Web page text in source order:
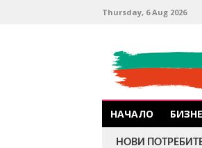
Thursday, 6 Aug 2026
НАЧАЛО
НОВИ